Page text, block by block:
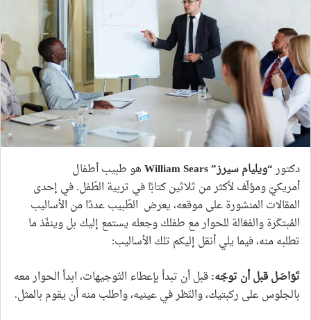
دكتور“ويليام سيرز” William Sears
هو طبيب أطفال
أمريكيّ ومؤلّف لأكثر من ثلاثين كتابًا في تربية الطّفل. في إحدى
المقالات المنشورة على موقعه، يعرض الطّبيب عددًا من الأساليب
المُبتكَرة والفعّالة للحوار مع طفلك وجعله يستمع إليك بل وينفّذ ما
تطلبه منه، فيما يلي أنقل إليكم تلك الأساليب:
تَوَاصَل قبل أن توجّه:قبل أن تبدأ بإعطاء التّوجيهات، ابدأ الحوار معه
بالجلوس على ركبتيك، والنّظر في عينيه، واطلب منه أن يقوم بالمثل.